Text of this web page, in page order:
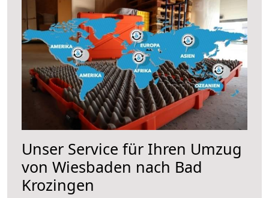
Unser Service für Ihren Umzug
von Wiesbaden nach Bad
Krozingen